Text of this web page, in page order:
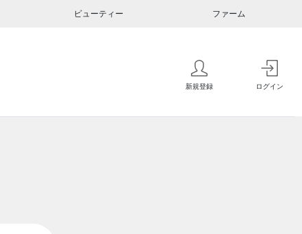
ビューティー ファーム
新規登録 ログイン